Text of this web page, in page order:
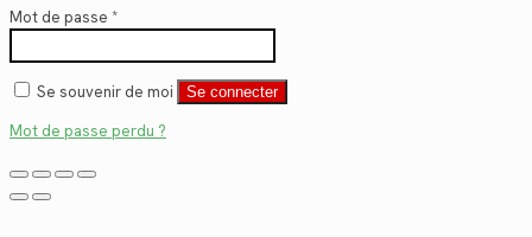
Mot de passe *
Se souvenir de moi Se connecter
Mot de passe perdu ?